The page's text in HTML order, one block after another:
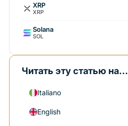
XRP
XRP
Solana
SOL
Читать эту статью на...
Italiano
English